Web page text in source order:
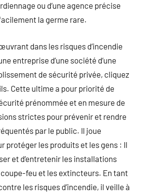
ou d’une agence précise
la germe rare.
dans les risques d’incendie
entreprise d’une société d’une
de sécurité privée, cliquez
Cette ultime a pour priorité de
prénommée et en mesure de
strictes pour prévenir et rendre
par le public. Il joue
protéger les produits et les gens : Il
et d’entretenir les installations
feu et les extincteurs. En tant
les risques d’incendie, il veille à